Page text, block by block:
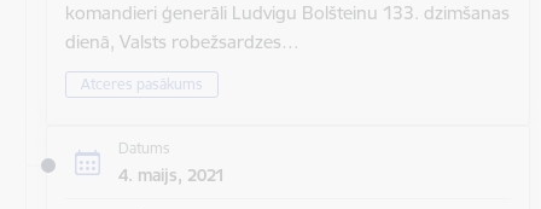
komandieri ģenerāli Ludvigu Bolšteinu 133. dzimšanas
dienā, Valsts robežsardzes…
Atceres pasākums
Datums
4. maijs, 2021